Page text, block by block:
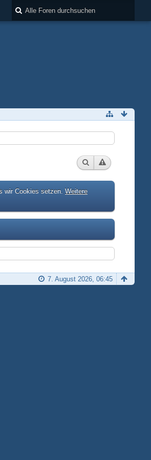
wir Cookies setzen. Weitere
7. August 2026, 06:45